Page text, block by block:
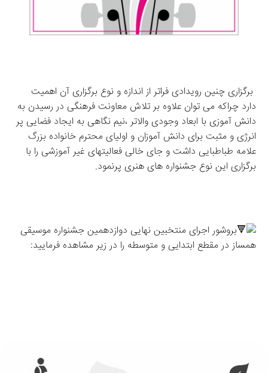
برگزاری چنین رویدادی فراتر از اندازه و نوع برگزاری آن اهمیت
دارد چراکه می توان علاوه بر تلاش معاونت فرهنگی در رسیدن به
دانش آموزی با ابعاد وجودی والاتر ،نیم نگاهی به ایجاد فضایی پر
انرژی و مثبت برای دانش آموزان و اولیای محترم خانواده بزرگ
علامه طباطبایی داشت و جای خالی فعالیتهای غیر آموزشی را با
برگزاری این نوع جشنواره های هنری پرنمود.
بروشور اجرای منتخبین نهایی دوازدهمین جشنواره موسیقی
همساز در مقطع ابتدایی و متوسطه را در زیر مشاهده فرمایید: